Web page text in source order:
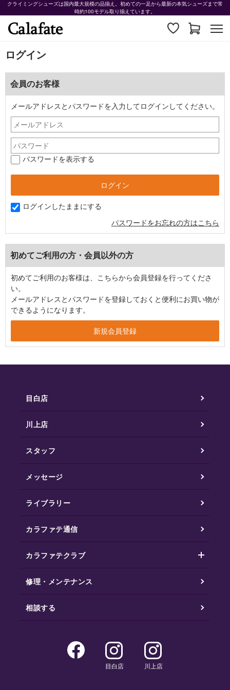
クライミングシューズは国内最大規模の品揃え。初めての一足から最新の本気シューズまで常
時約100モデル取り揃えています。
ログイン
会員のお客様
メールアドレスとパスワードを入力してログインしてください。
パスワードを表示する
ログインしたままにする
パスワードをお忘れの方はこちら
初めてご利用の方・会員以外の方
初めてご利用のお客様は、こちらから会員登録を行ってくださ
い。
メールアドレスとパスワードを登録しておくと便利にお買い物が
できるようになります。
目白店
川上店
スタッフ
メッセージ
ライブラリー
カラファテ通信
カラファテクラブ
修理・メンテナンス
相談する
目白店 川上店